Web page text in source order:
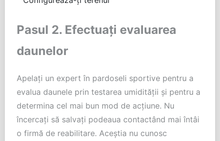
Pasul 2. Efectuați evaluarea
daunelor
Apelați un expert în pardoseli sportive pentru a
evalua daunele prin testarea umidității și pentru a
determina cel mai bun mod de acțiune. Nu
încercați să salvați podeaua contactând mai întâi
o firmă de reabilitare. Aceștia nu cunosc